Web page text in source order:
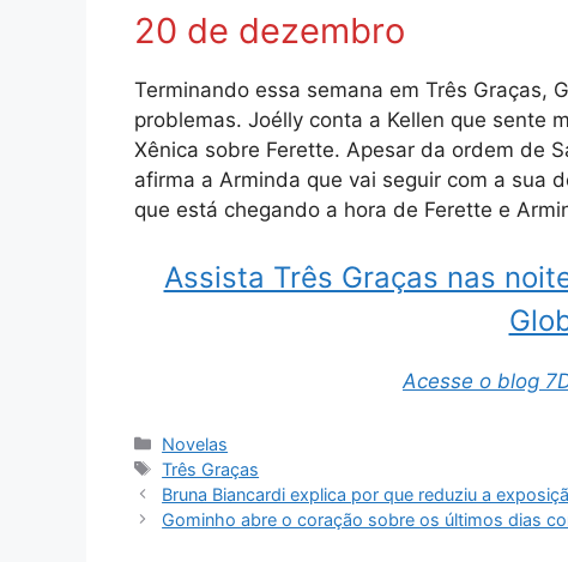
20 de dezembro
Terminando essa semana em Três Graças,
problemas. Joélly conta a Kellen que sente
Xênica sobre Ferette. Apesar da ordem de
afirma a Arminda que vai seguir com a sua
que está chegando a hora de Ferette e
Assista Três Graças nas
Acesse o blog
Categorias
Novelas
Tags
Três Graças
Bruna Biancardi explica por que reduziu a
Gominho abre o coração sobre os últimos dias